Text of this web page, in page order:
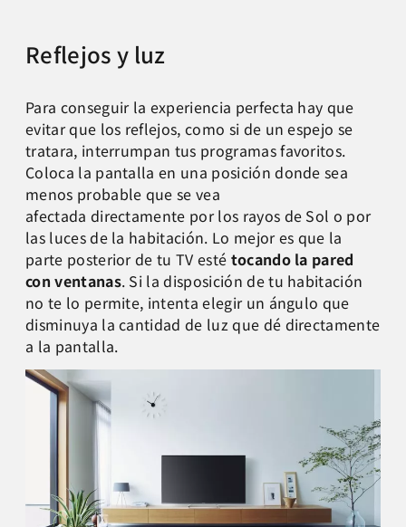
Reflejos y luz
Para conseguir la experiencia perfecta hay que
evitar que los reflejos, como si de un espejo se
tratara, interrumpan tus programas favoritos.
Coloca la pantalla en una posición donde sea
menos probable que se vea
afectada directamente por los rayos de Sol o por
las luces de la habitación. Lo mejor es que la
parte posterior de tu TV esté tocando la pared
con ventanas. Si la disposición de tu habitación
no te lo permite, intenta elegir un ángulo que
disminuya la cantidad de luz que dé directamente
a la pantalla.